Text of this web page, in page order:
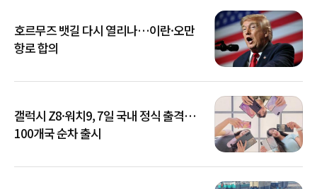
호르무즈 뱃길 다시 열리나…이란·오만
항로 합의
갤럭시 Z8·워치9, 7일 국내 정식 출격…
100개국 순차 출시